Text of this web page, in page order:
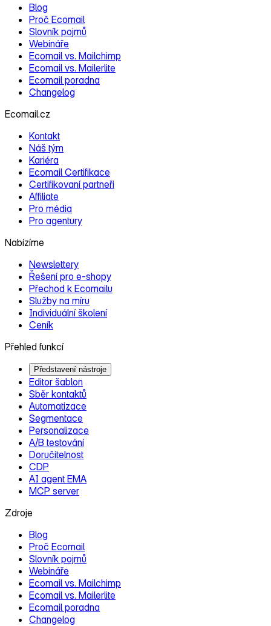
Blog
Proč Ecomail
Slovník pojmů
Webináře
Ecomail vs. Mailchimp
Ecomail vs. Mailerlite
Ecomail poradna
Changelog
Ecomail.cz
Kontakt
Náš tým
Kariéra
Ecomail Certifikace
Certifikovaní partneři
Affiliate
Pro média
Pro agentury
Nabízíme
Newslettery
Řešení pro e‑shopy
Přechod k Ecomailu
Služby na míru
Individuální školení
Ceník
Přehled funkcí
Představení nástroje
Editor šablon
Sběr kontaktů
Automatizace
Segmentace
Personalizace
A/B testování
Doručitelnost
CDP
AI agent EMA
MCP server
Zdroje
Blog
Proč Ecomail
Slovník pojmů
Webináře
Ecomail vs. Mailchimp
Ecomail vs. Mailerlite
Ecomail poradna
Changelog